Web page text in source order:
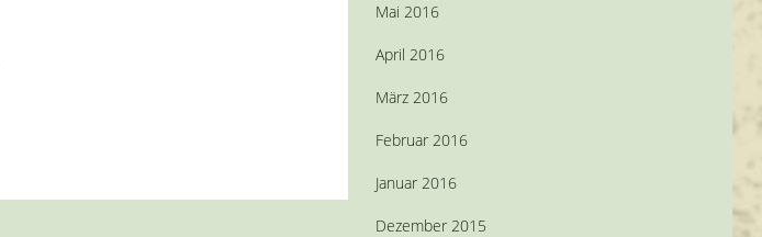
Mai 2016
April 2016
März 2016
Februar 2016
Januar 2016
Dezember 2015